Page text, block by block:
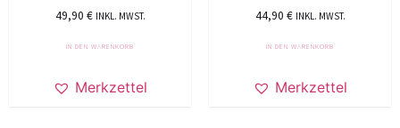
49,90 € INKL. MWST.
IN DEN WARENKORB
Merkzettel
44,90 € INKL. MWST.
IN DEN WARENKORB
Merkzettel